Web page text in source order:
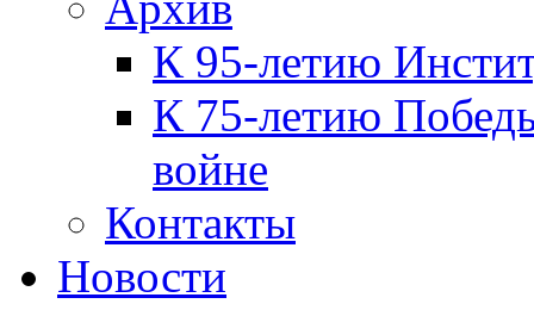
К 95-летию
К 75-летию
войне
Контакты
Новости